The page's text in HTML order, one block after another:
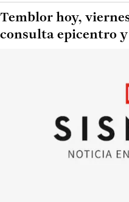
Temblor hoy,
consulta epicentro